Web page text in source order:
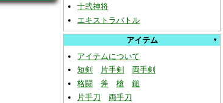
十弐神将
エキストラバトル
アイテム
アイテムについて
短剣
片手剣
両手剣
格闘
斧 槍
鎚
片手刀
両手刀